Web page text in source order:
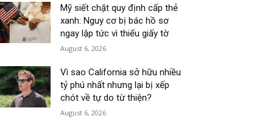
Mỹ siết chặt quy định cấp thẻ
xanh: Nguy cơ bị bác hồ sơ
ngay lập tức vì thiếu giấy tờ
August 6, 2026
Vì sao California sở hữu nhiều
tỷ phú nhất nhưng lại bị xếp
chót về tự do từ thiện?
August 6, 2026